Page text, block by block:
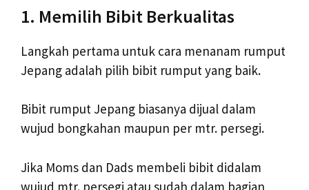
1. Memilih Bibit Berkualitas
Langkah pertama untuk cara menanam rumput
Jepang adalah pilih bibit rumput yang baik.
Bibit rumput Jepang biasanya dijual dalam
wujud bongkahan maupun per mtr. persegi.
Jika Moms dan Dads membeli bibit didalam
wujud mtr. persegi atau sudah dalam bagian